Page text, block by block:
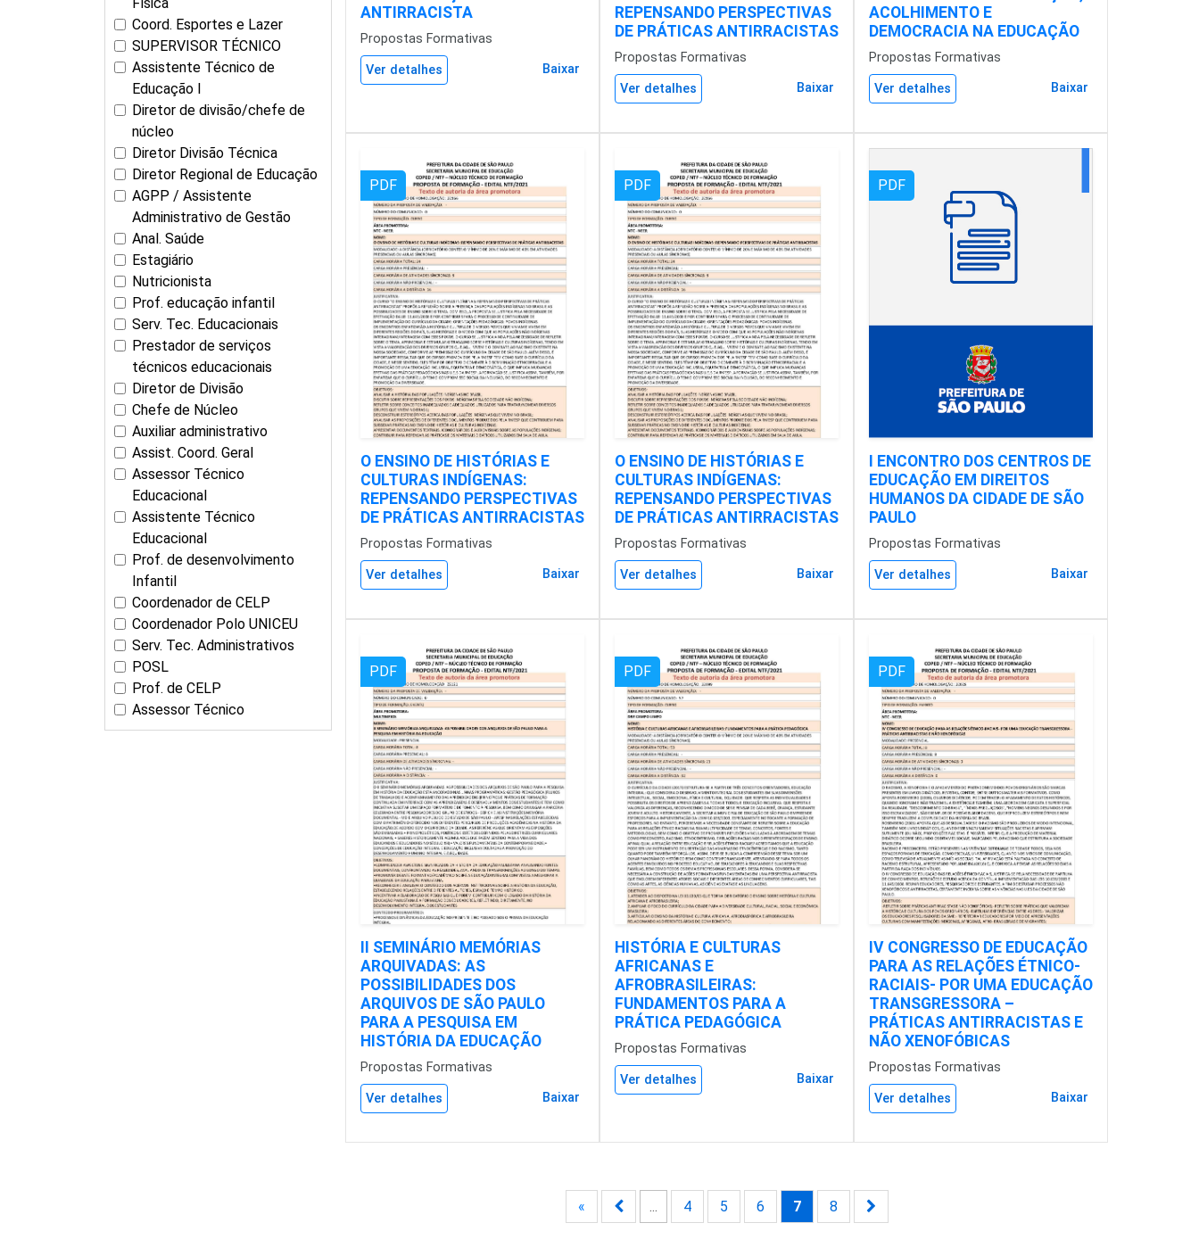
Coord. Esportes e Lazer
SUPERVISOR TÉCNICO
Assistente Técnico de
Educação I
Diretor de divisão/chefe de
núcleo
Diretor Divisão Técnica
Diretor Regional de Educação
AGPP / Assistente
Administrativo de Gestão
Anal. Saúde
Estagiário
Nutricionista
Prof. educação infantil
Serv. Tec. Educacionais
Prestador de serviços
técnicos educacionais
Diretor de Divisão
Chefe de Núcleo
Auxiliar administrativo
Assist. Coord. Geral
Assessor Técnico
Educacional
Assistente Técnico
Educacional
Prof. de desenvolvimento
Infantil
Coordenador de CELP
Coordenador Polo UNICEU
Serv. Tec. Administrativos
POSL
Prof. de CELP
Assessor Técnico
ANTIRRACISTA
Propostas Formativas
Ver detalhes Baixar
REPENSANDO PERSPECTIVAS
DE PRÁTICAS ANTIRRACISTAS
Propostas Formativas
Ver detalhes Baixar
ACOLHIMENTO E
DEMOCRACIA NA EDUCAÇÃO
Propostas Formativas
Ver detalhes Baixar
PDF
O ENSINO DE HISTÓRIAS E
CULTURAS INDÍGENAS:
REPENSANDO PERSPECTIVAS
DE PRÁTICAS ANTIRRACISTAS
Propostas Formativas
Ver detalhes Baixar
PDF
O ENSINO DE HISTÓRIAS E
CULTURAS INDÍGENAS:
REPENSANDO PERSPECTIVAS
DE PRÁTICAS ANTIRRACISTAS
Propostas Formativas
Ver detalhes Baixar
PDF
I ENCONTRO DOS CENTROS DE
EDUCAÇÃO EM DIREITOS
HUMANOS DA CIDADE DE SÃO
PAULO
Propostas Formativas
Ver detalhes Baixar
PDF
II SEMINÁRIO MEMÓRIAS
ARQUIVADAS: AS
POSSIBILIDADES DOS
ARQUIVOS DE SÃO PAULO
PARA A PESQUISA EM
HISTÓRIA DA EDUCAÇÃO
Propostas Formativas
Ver detalhes Baixar
PDF
HISTÓRIA E CULTURAS
AFRICANAS E
AFROBRASILEIRAS:
FUNDAMENTOS PARA A
PRÁTICA PEDAGÓGICA
Propostas Formativas
Ver detalhes Baixar
PDF
IV CONGRESSO DE EDUCAÇÃO
PARA AS RELAÇÕES ÉTNICO-
RACIAIS- POR UMA EDUCAÇÃO
TRANSGRESSORA –
PRÁTICAS ANTIRRACISTAS E
NÃO XENOFÓBICAS
Propostas Formativas
Ver detalhes Baixar
« ... 4 5 6 7 8